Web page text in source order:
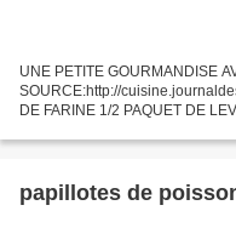
UNE PETITE GOURMANDISE
SOURCE:http://
DE FARINE 1/2 PAQUET DE
5C A SOUPE D'EAU...
papillotes de